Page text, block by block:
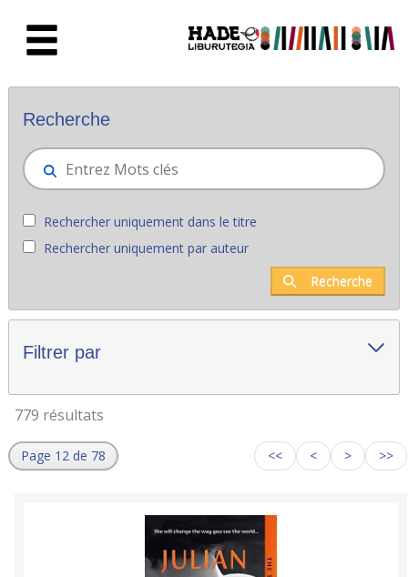
Nouveaux livres - Liburutegia
Recherche
Rechercher uniquement dans le titre
Rechercher uniquement par auteur
Recherche
Filtrer par
779 résultats
Page 12 de 78 << < > >>